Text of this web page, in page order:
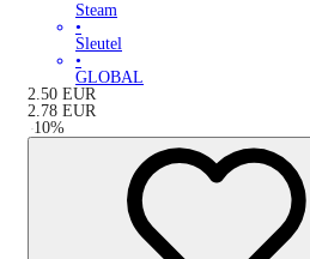
Steam
•
Sleutel
•
GLOBAL
2.50 EUR
2.78 EUR
-10%